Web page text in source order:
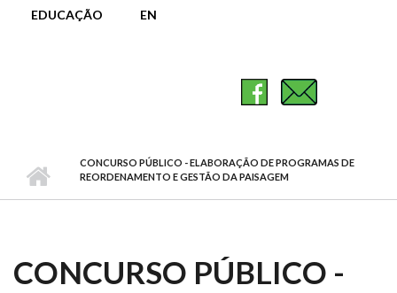
EDUCAÇÃO
EN
CONCURSO PÚBLICO - ELABORAÇÃO DE PROGRAMAS DE
REORDENAMENTO E GESTÃO DA PAISAGEM
CONCURSO PÚBLICO -